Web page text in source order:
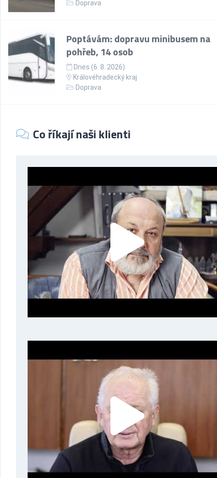
Doprava
Poptávám: dopravu minibusem na
pohřeb, 14 osob
Dnes (6. 8. 2026)
Královéhradecký kraj
Doprava
Co říkají naši klienti